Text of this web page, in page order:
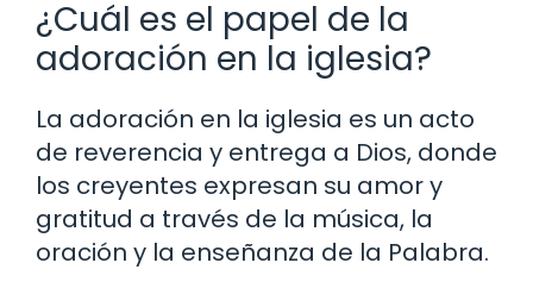
¿Cuál es el papel de la
adoración en la iglesia?
La adoración en la iglesia es un acto
de reverencia y entrega a Dios, donde
los creyentes expresan su amor y
gratitud a través de la música, la
oración y la enseñanza de la Palabra.